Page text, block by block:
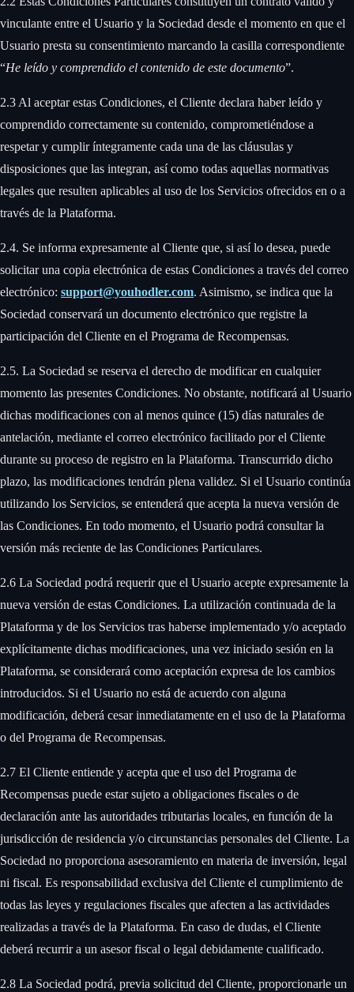
vinculante entre el Usuario y la Sociedad desde el momento en que el
Usuario presta su consentimiento marcando la casilla correspondiente
“He leído y comprendido el contenido de este documento”. ‍
2.3 Al aceptar estas Condiciones, el Cliente declara haber leído y
comprendido correctamente su contenido, comprometiéndose a
respetar y cumplir íntegramente cada una de las cláusulas y
disposiciones que las integran, así como todas aquellas normativas
legales que resulten aplicables al uso de los Servicios ofrecidos en o a
través de la Plataforma. ‍
2.4. Se informa expresamente al Cliente que, si así lo desea, puede
solicitar una copia electrónica de estas Condiciones a través del correo
electrónico: support@youhodler.com. Asimismo, se indica que la
Sociedad conservará un documento electrónico que registre la
participación del Cliente en el Programa de Recompensas. ‍
2.5. La Sociedad se reserva el derecho de modificar en cualquier
momento las presentes Condiciones. No obstante, notificará al Usuario
dichas modificaciones con al menos quince (15) días naturales de
antelación, mediante el correo electrónico facilitado por el Cliente
durante su proceso de registro en la Plataforma. Transcurrido dicho
plazo, las modificaciones tendrán plena validez. Si el Usuario continúa
utilizando los Servicios, se entenderá que acepta la nueva versión de
las Condiciones. En todo momento, el Usuario podrá consultar la
versión más reciente de las Condiciones Particulares. ‍
2.6 La Sociedad podrá requerir que el Usuario acepte expresamente la
nueva versión de estas Condiciones. La utilización continuada de la
Plataforma y de los Servicios tras haberse implementado y/o aceptado
explícitamente dichas modificaciones, una vez iniciado sesión en la
Plataforma, se considerará como aceptación expresa de los cambios
introducidos. Si el Usuario no está de acuerdo con alguna
modificación, deberá cesar inmediatamente en el uso de la Plataforma
o del Programa de Recompensas. ‍
2.7 El Cliente entiende y acepta que el uso del Programa de
Recompensas puede estar sujeto a obligaciones fiscales o de
declaración ante las autoridades tributarias locales, en función de la
jurisdicción de residencia y/o circunstancias personales del Cliente. La
Sociedad no proporciona asesoramiento en materia de inversión, legal
ni fiscal. Es responsabilidad exclusiva del Cliente el cumplimiento de
todas las leyes y regulaciones fiscales que afecten a las actividades
realizadas a través de la Plataforma. En caso de dudas, el Cliente
deberá recurrir a un asesor fiscal o legal debidamente cualificado. ‍
2.8 La Sociedad podrá, previa solicitud del Cliente, proporcionarle un